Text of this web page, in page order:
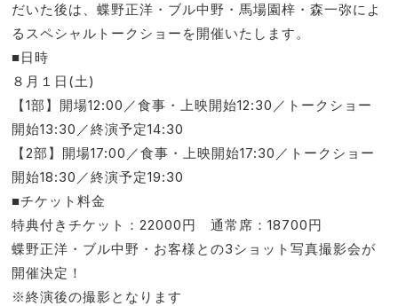
だいた後は、蝶野正洋・ブル中野・馬場園梓・森一弥によ
るスペシャルトークショーを開催いたします。
■日時
８月１日(土)
【1部】開場12:00／食事・上映開始12:30／トークショー
開始13:30／終演予定14:30
【2部】開場17:00／食事・上映開始17:30／トークショー
開始18:30／終演予定19:30
■チケット料金
特典付きチケット：22000円 通常席：18700円
蝶野正洋・ブル中野・お客様との3ショット写真撮影会が
開催決定！
※終演後の撮影となります